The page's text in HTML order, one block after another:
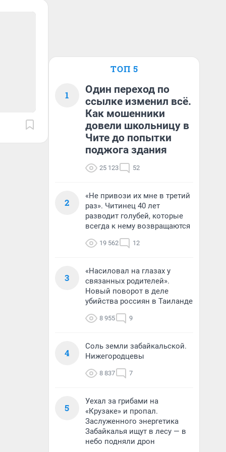
ТОП 5
1
Один переход по
ссылке изменил всё.
Как мошенники
довели школьницу в
Чите до попытки
поджога здания
25 123 52
2
«Не привози их мне в третий
раз». Читинец 40 лет
разводит голубей, которые
всегда к нему возвращаются
19 562 12
3
«Насиловал на глазах у
связанных родителей».
Новый поворот в деле
убийства россиян в Таиланде
8 955 9
4
Соль земли забайкальской.
Нижегородцевы
8 837 7
5
Уехал за грибами на
«Крузаке» и пропал.
Заслуженного энергетика
Забайкалья ищут в лесу — в
небо подняли дрон